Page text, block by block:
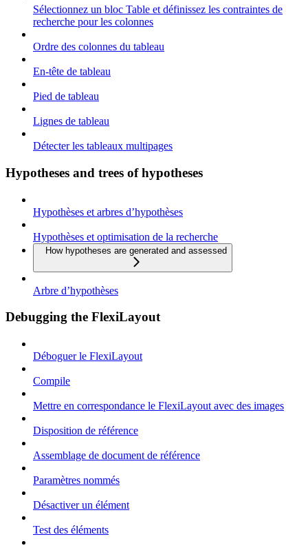
Sélectionnez un bloc Table et définissez les contraintes de
recherche pour les colonnes
Ordre des colonnes du tableau
En-tête de tableau
Pied de tableau
Lignes de tableau
Détecter les tableaux multipages
Hypotheses and trees of hypotheses
Hypothèses et arbres d’hypothèses
Hypothèses et optimisation de la recherche
How hypotheses are generated and assessed
Arbre d’hypothèses
Debugging the FlexiLayout
Déboguer le FlexiLayout
Compile
Mettre en correspondance le FlexiLayout avec des images
Disposition de référence
Assemblage de document de référence
Paramètres nommés
Désactiver un élément
Test des éléments